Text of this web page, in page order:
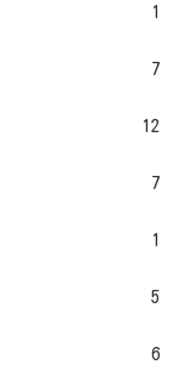
1
7
12
7
1
5
6